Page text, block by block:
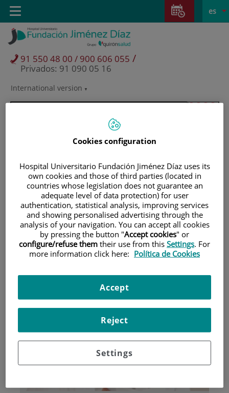
Saltar al contenido
Saltar
contenido
Selector
activo
es
International version
91 550 48 00 / 900 606 055 /
Privados: 91 090 05 16
Toggle
navigation
Pacientes y visitantes
Investigación
Cookies configuration
Hospital Universitario Fundación Jiménez Díaz uses its
own cookies and those of third parties (located in
countries whose legislation does not guarantee an
adequate level of data protection) for user
authentication, statistical analysis, improving services
and showing personalised advertising through the
analysis of your navigation. You can accept all cookies
by pressing the button "Accept cookies" or
configure/refuse them their use from this Settings. For
more information click here: Política de Cookies
Settings
Reject
Accept